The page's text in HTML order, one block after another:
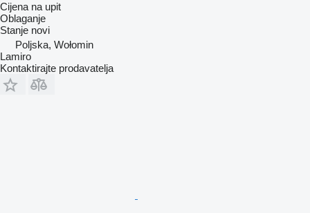
Cijena na upit
Oblaganje
Stanje novi
Poljska, Wołomin
Lamiro
Kontaktirajte prodavatelja